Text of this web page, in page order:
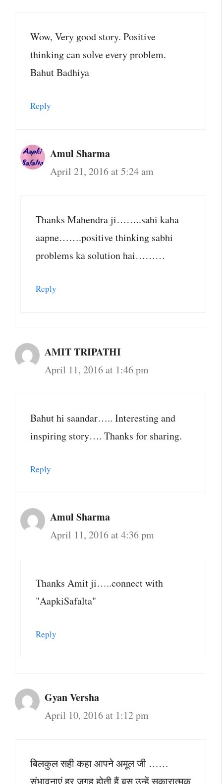
Wow, Very good story. Positive
thinking can solve every problem.
Bahut Badhiya
Reply
Amul Sharma
April 21, 2016 at 5:24 am
Thanks Mahendra ji……..sahi kaha
aapne…….positive thinking sabhi
problems ka solution hai………
Reply
AMIT TRIPATHI
April 11, 2016 at 1:46 pm
Bahut hi saandar….. Interesting and
inspiring story…. Thanks for sharing.
Reply
Amul Sharma
April 11, 2016 at 4:36 pm
Thanks Amit ji…..connect with
"AapkiSafalta"
Reply
Gyan Versha
April 10, 2016 at 1:12 pm
बिलकुल सही कहा आपने अमूल जी ……
संभावनाएं हर जगह होती हैं बस उन्हें सकारात्मक